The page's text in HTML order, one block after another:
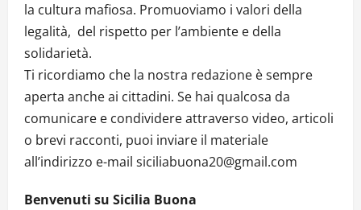
la cultura mafiosa. Promuoviamo i valori della
legalità, del rispetto per l’ambiente e della
solidarietà.
Ti ricordiamo che la nostra redazione è sempre
aperta anche ai cittadini. Se hai qualcosa da
comunicare e condividere attraverso video, articoli
o brevi racconti, puoi inviare il materiale
all’indirizzo e-mail siciliabuona20@gmail.com
Benvenuti su Sicilia Buona